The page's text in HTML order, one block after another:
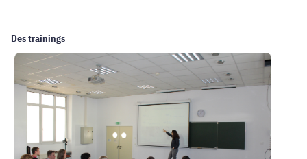
Des trainings